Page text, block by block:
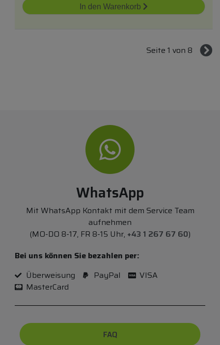
In den Warenkorb
Seite 1 von 8
WhatsApp
Mit WhatsApp Kontakt mit dem Service Team
aufnehmen
(MO-DO 8-17, FR 8-15 Uhr, +43 1 267 67 60)
Bei uns können Sie bezahlen per:
Überweisung
PayPal
VISA
MasterCard
FAQ